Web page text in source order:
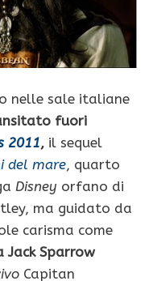
nelle sale italiane
fuori
2011, il sequel
del mare, quarto
Disney orfano di
ma guidato da
carisma come
Jack Sparrow
Capitan